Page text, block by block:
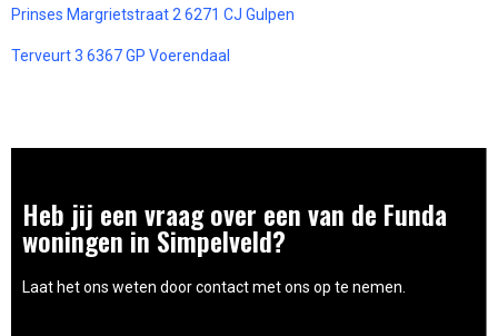
Prinses Margrietstraat 2 6271 CJ Gulpen
Terveurt 3 6367 GP Voerendaal
Heb jij een vraag over een van de Funda
woningen in Simpelveld?
Laat het ons weten door contact met ons op te nemen.